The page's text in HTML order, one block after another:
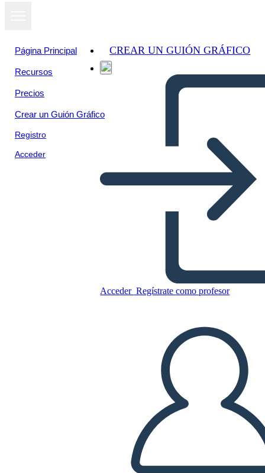
Página Principal
Recursos
Precios
Crear un Guión Gráfico
Registro
Acceder
CREAR UN GUIÓN GRÁFICO
Acceder Regístrate como profesor
Tabla de Anclaje de Persona
Copie este guión gráfico
CREAR UN GUIÓN GRÁFICO
JUEGO DE DIAPOSITIVAS